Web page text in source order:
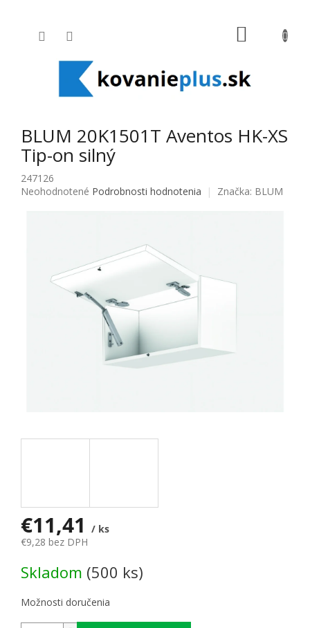
BLUM 20K1501T Aventos HK-XS
Tip-on silný
247126
Priemerné hodnotenie produktu je 0,0 z 5 hviezdičiek.
Neohodnotené Podrobnosti hodnotenia Značka: BLUM
€11,41
/ ks
€9,28 bez DPH
Skladom (500 ks)
Možnosti doručenia